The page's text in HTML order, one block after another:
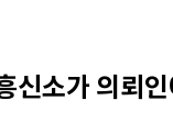
신소가 의뢰